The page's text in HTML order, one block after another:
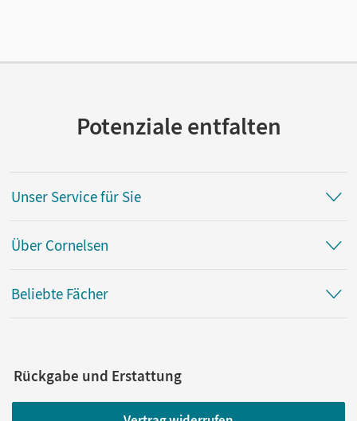
Potenziale entfalten
Unser Service für Sie
Über Cornelsen
Beliebte Fächer
Rückgabe und Erstattung